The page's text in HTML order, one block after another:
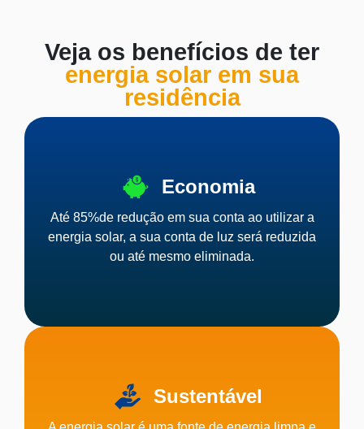
Veja os benefícios de ter
energia solar em sua
residência
Economia
Até 85%de redução em sua conta ao utilizar a
energia solar, a sua conta de luz será reduzida
ou até mesmo eliminada.
Sustentável